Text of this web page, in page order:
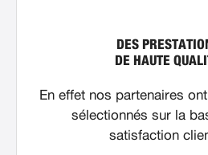
DES
DE HAUTE
En effet nos partenaires
sélectionnés sur la
satisfaction